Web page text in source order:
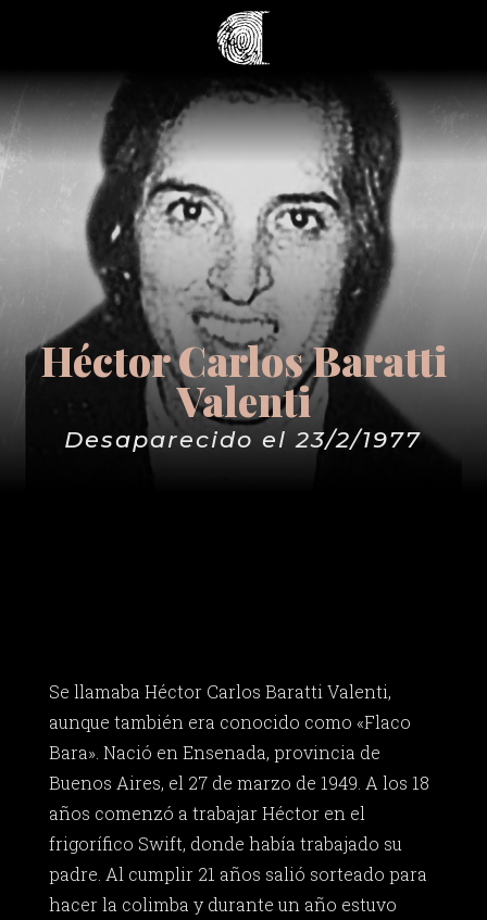
Héctor Carlos Baratti
Valenti
Desaparecido el 23/2/1977
Se llamaba Héctor Carlos Baratti Valenti,
aunque también era conocido como «Flaco
Bara». Nació en Ensenada, provincia de
Buenos Aires, el 27 de marzo de 1949. A los 18
años comenzó a trabajar Héctor en el
frigorífico Swift, donde había trabajado su
padre. Al cumplir 21 años salió sorteado para
hacer la colimba y durante un año estuvo